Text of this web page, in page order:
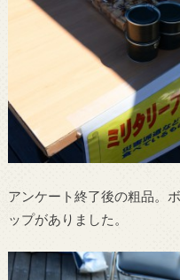
アンケート終了後の粗品。
ップがありました。